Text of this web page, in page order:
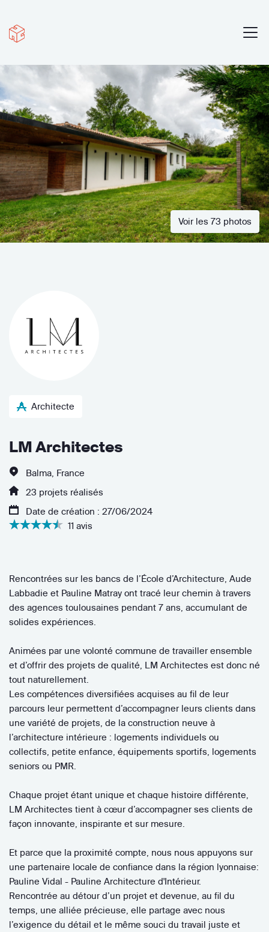
Voir les 73 photos
Architecte
LM Architectes
Balma, France
23 projets réalisés
Date de création : 27/06/2024
11 avis
Rencontrées sur les bancs de l’École d’Architecture, Aude
Labbadie et Pauline Matray ont tracé leur chemin à travers
des agences toulousaines pendant 7 ans, accumulant de
solides expériences.
Animées par une volonté commune de travailler ensemble
et d’offrir des projets de qualité, LM Architectes est donc né
tout naturellement.
Les compétences diversifiées acquises au fil de leur
parcours leur permettent d’accompagner leurs clients dans
une variété de projets, de la construction neuve à
l’architecture intérieure : logements individuels ou
collectifs, petite enfance, équipements sportifs, logements
seniors ou PMR.
Chaque projet étant unique et chaque histoire différente,
LM Architectes tient à cœur d’accompagner ses clients de
façon innovante, inspirante et sur mesure.
Et parce que la proximité compte, nous nous appuyons sur
une partenaire locale de confiance dans la région lyonnaise:
Pauline Vidal - Pauline Architecture d'Intérieur.
Rencontrée au détour d’un projet et devenue, au fil du
temps, une alliée précieuse, elle partage avec nous
l’exigence du détail et le même souci du travail juste et